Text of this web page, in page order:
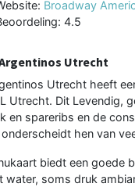
Broadway
4.5
Utrecht
Utrecht heeft
Utrecht. Dit Levendig,
en spareribs en de
hen van
biedt een goede
water, soms druk